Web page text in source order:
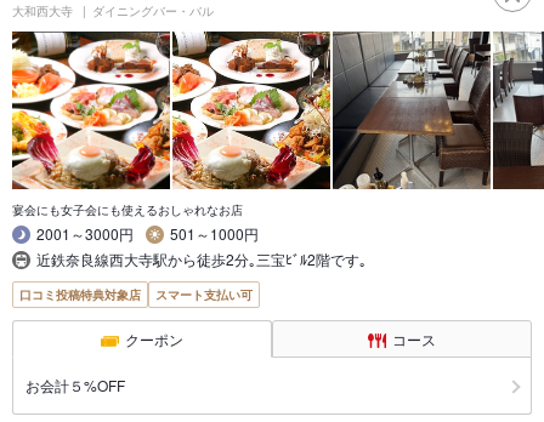
大和西大寺 ダイニングバー・バル
宴会にも女子会にも使えるおしゃれなお店
2001～3000円
501～1000円
近鉄奈良線西大寺駅から徒歩2分｡三宝ﾋﾞﾙ2階です｡
口コミ投稿特典対象店 スマート支払い可
クーポン コース
お会計５%OFF